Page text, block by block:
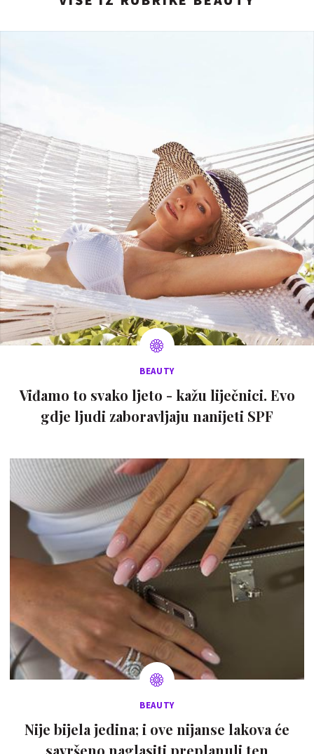
BEAUTY
Viđamo to svako ljeto - kažu liječnici. Evo
gdje ljudi zaboravljaju nanijeti SPF
BEAUTY
Nije bijela jedina; i ove nijanse lakova će
savršeno naglasiti preplanuli ten